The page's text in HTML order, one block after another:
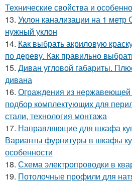
Технические свойства и
13. Уклон канализации на 1
нужный уклон
14. Как выбрать акриловую
по дереву. Как правильно
15. Диван угловой габариты.
дивана
16. Ограждения из нержавеющей
подбор комплектующих для
стали, технология монтажа
17. Направляющие для шкафа
Варианты фурнитуры в шкафы
особенности
18. Схема электропроводки в
19. Потолочные профили для